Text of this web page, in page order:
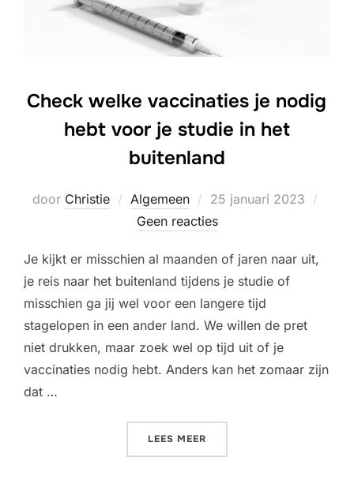
Check welke vaccinaties je nodig
hebt voor je studie in het
buitenland
door Christie Algemeen
Geplaatst
op
25 januari 2023
Geen reacties
Je kijkt er misschien al maanden of jaren naar uit,
je reis naar het buitenland tijdens je studie of
misschien ga jij wel voor een langere tijd
stagelopen in een ander land. We willen de pret
niet drukken, maar zoek wel op tijd uit of je
vaccinaties nodig hebt. Anders kan het zomaar zijn
dat …
LEES MEER